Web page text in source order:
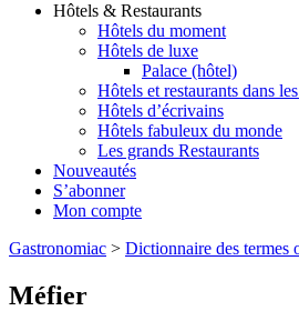
Hôtels & Restaurants
Hôtels du moment
Hôtels de luxe
Palace (hôtel)
Hôtels et restaurants dans
Hôtels d’écrivains
Hôtels fabuleux du monde
Les grands Restaurants
Nouveautés
S’abonner
Mon compte
Gastronomiac > Dictionnaire des termes
Méfier